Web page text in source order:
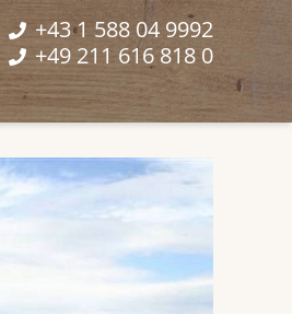
+43 1 588 04 9992
+49 211 616 818 0